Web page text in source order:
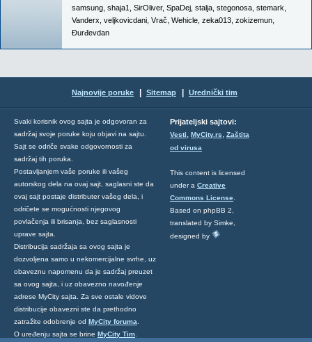
samsung shaja1 SirOliver, SpaDej stalja stegonosa stemark
Vanderx veljkovicdani Vrač Wehicle zeka013 zokizemun
Đurđevdan
Najnovije poruke Sitemap Urednički tim
Svaki korisnik ovog sajta je odgovoran za
sadržaj svoje poruke koju objavi na sajtu.
Sajt se odriče svake odgovornosti za
sadržaj tih poruka.
Postavljanjem vaše poruke ili vašeg
autorskog dela na ovaj sajt, saglasni ste da
ovaj sajt postaje distributer vašeg dela, i
odričete se mogućnosti njegovog
povlačenja ili brisanja, bez saglasnosti
uprave sajta.
Distribucija sadržaja sa ovog sajta je
dozvoljena samo u nekomercijalne svrhe, uz
obaveznu napomenu da je sadržaj preuzet
sa ovog sajta, i uz obavezno navođenje
adrese MyCity sajta. Za sve ostale vidove
distribucije obavezni ste da prethodno
zatražite odobrenje od MyCity foruma
O uređenju sajta se brine MyCity Tim
Prijateljski sajtovi:
Vesti, MyCity.rs, Zaštita
od virusa
This content is licensed
under a Creative
Commons License
Based on phpBB 2,
translated by Simke,
designed by